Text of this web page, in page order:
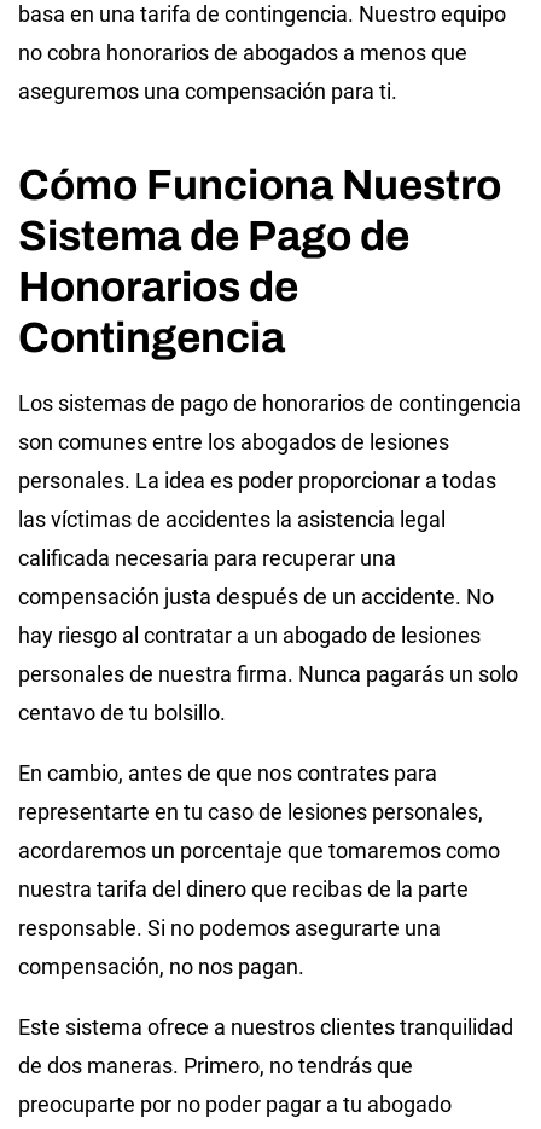
basa en una tarifa de contingencia. Nuestro equipo
no cobra honorarios de abogados a menos que
aseguremos una compensación para ti.
Cómo Funciona Nuestro
Sistema de Pago de
Honorarios de
Contingencia
Los sistemas de pago de honorarios de contingencia
son comunes entre los abogados de lesiones
personales. La idea es poder proporcionar a todas
las víctimas de accidentes la asistencia legal
calificada necesaria para recuperar una
compensación justa después de un accidente. No
hay riesgo al contratar a un abogado de lesiones
personales de nuestra firma. Nunca pagarás un solo
centavo de tu bolsillo.
En cambio, antes de que nos contrates para
representarte en tu caso de lesiones personales,
acordaremos un porcentaje que tomaremos como
nuestra tarifa del dinero que recibas de la parte
responsable. Si no podemos asegurarte una
compensación, no nos pagan.
Este sistema ofrece a nuestros clientes tranquilidad
de dos maneras. Primero, no tendrás que
preocuparte por no poder pagar a tu abogado